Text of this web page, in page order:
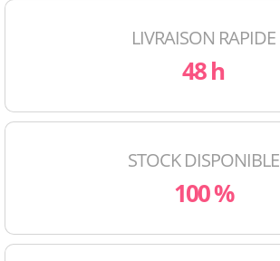
LIVRAISON RAPIDE
48 h
STOCK DISPONIBLE
100 %